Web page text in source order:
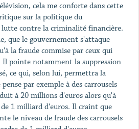
cela me conforte dans cette
sur la politique du
lutte contre la criminalité financière.
que le gouvernement s'attaque
la fraude commise par ceux qui
Il pointe notamment la suppression
ce qui, selon lui, permettra la
par exemple à des carrousels
à 20 millions d'euros alors qu'à
1 milliard d'euros. Il craint que
le niveau de fraude des carrousels